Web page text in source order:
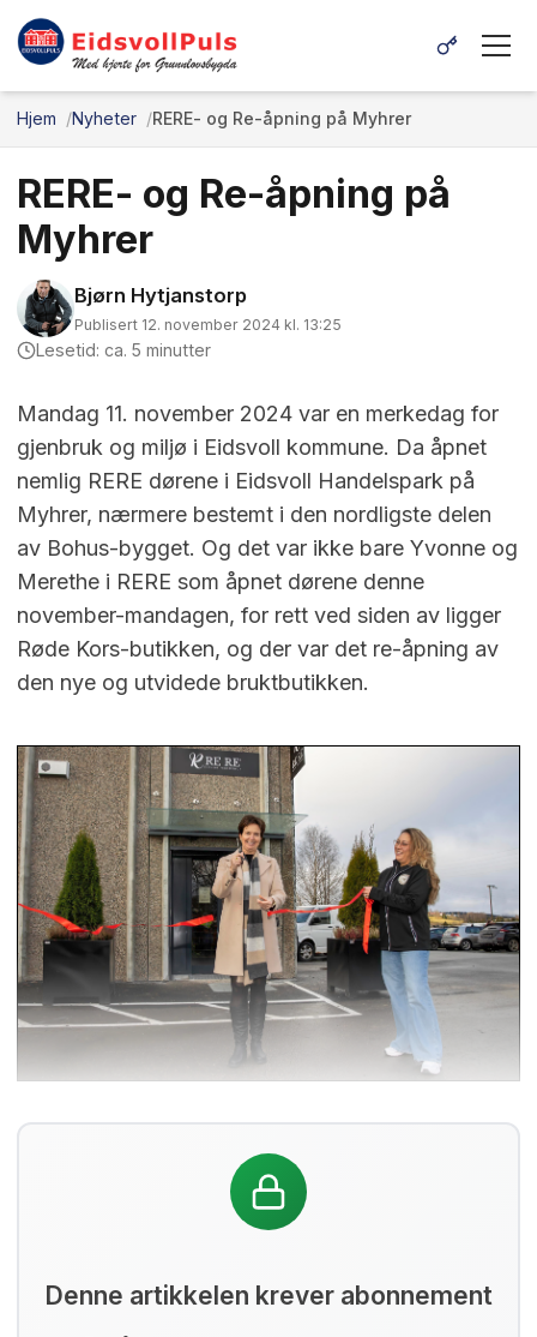
Hjem Nyheter RERE- og Re-åpning på Myhrer
RERE- og Re-åpning på
Myhrer
Bjørn Hytjanstorp
Publisert 12. november 2024 kl. 13:25
Lesetid: ca. 5 minutter
Mandag 11. november 2024 var en merkedag for
gjenbruk og miljø i Eidsvoll kommune. Da åpnet
nemlig RERE dørene i Eidsvoll Handelspark på
Myhrer, nærmere bestemt i den nordligste delen
av Bohus-bygget. Og det var ikke bare Yvonne og
Merethe i RERE som åpnet dørene denne
november-mandagen, for rett ved siden av ligger
Røde Kors-butikken, og der var det re-åpning av
den nye og utvidede bruktbutikken.
Denne artikkelen krever abonnement